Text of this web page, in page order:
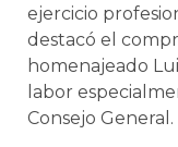
ejercicio
destacó el
homenajeado
labor
Consejo General.